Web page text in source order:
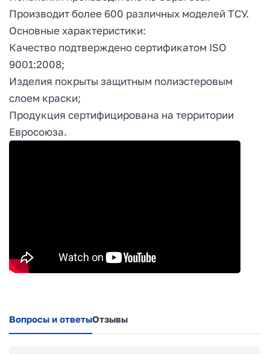
Производит более 600 различных моделей ТСУ.
Основные характеристики:
Качество подтверждено сертификатом ISO
9001:2008;
Изделия покрыты защитным полиэстеровым
слоем краски;
Продукция сертифицирована на территории
Евросоюза.
Вопросы и ответыОтзывы